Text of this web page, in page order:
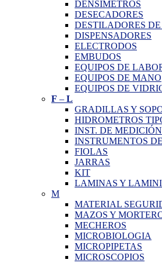
DENSIMETROS
DESECADORES
DESTILADORES
DISPENSADORES
ELECTRODOS
EMBUDOS
EQUIPOS DE
EQUIPOS DE MANO
EQUIPOS DE
F – L
GRADILLAS Y
HIDROMETROS
INST. DE MEDICIÓN
INSTRUMENTOS
FIOLAS
JARRAS
KIT
LAMINAS Y
M
MATERIAL
MAZOS Y
MECHEROS
MICROBIOLOGIA
MICROPIPETAS
MICROSCOPIOS